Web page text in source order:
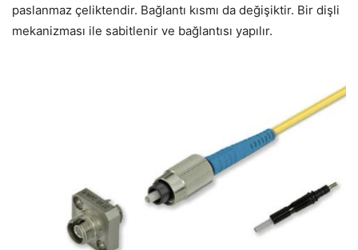
paslanmaz çeliktendir. Bağlantı kısmı da değişiktir. Bir dişli
mekanizması ile sabitlenir ve bağlantısı yapılır.